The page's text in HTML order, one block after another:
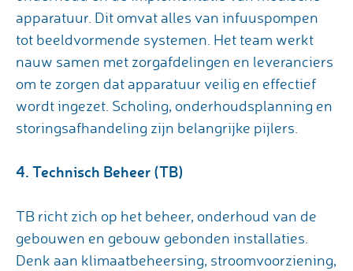
apparatuur. Dit omvat alles van infuuspompen
tot beeldvormende systemen. Het team werkt
nauw samen met zorgafdelingen en leveranciers
om te zorgen dat apparatuur veilig en effectief
wordt ingezet. Scholing, onderhoudsplanning en
storingsafhandeling zijn belangrijke pijlers.
4. Technisch Beheer (TB)
TB richt zich op het beheer, onderhoud van de
gebouwen en gebouw gebonden installaties.
Denk aan klimaatbeheersing, stroomvoorziening,